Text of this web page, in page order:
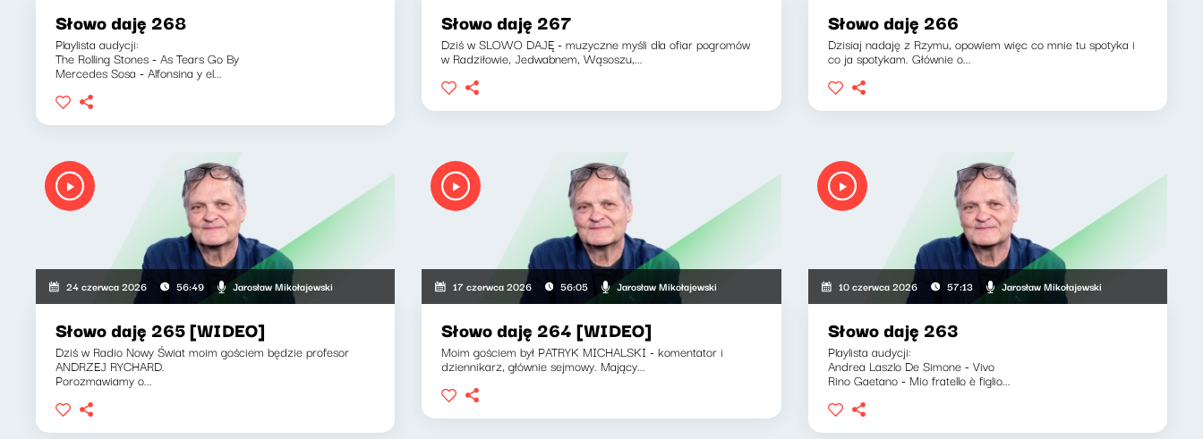
Słowo daję 268
Playlista audycji:
The Rolling Stones - As Tears Go By
Mercedes Sosa - Alfonsina y el...
Słowo daję 267
Dziś w SLOWO DAJĘ - muzyczne myśli dla ofiar pogromów
w Radziłowie, Jedwabnem, Wąsoszu,...
Słowo daję 266
Dzisiaj nadaję z Rzymu, opowiem więc co mnie tu spotyka i
co ja spotykam. Głównie o...
24 czerwca 2026 56:49 Jarosław Mikołajewski
Słowo daję 265 [WIDEO]
Dziś w Radio Nowy Świat moim gościem będzie profesor
ANDRZEJ RYCHARD.
Porozmawiamy o...
17 czerwca 2026 56:05 Jarosław Mikołajewski
Słowo daję 264 [WIDEO]
Moim gościem był PATRYK MICHALSKI - komentator i
dziennikarz, głównie sejmowy. Mający...
10 czerwca 2026 57:13 Jarosław Mikołajewski
Słowo daję 263
Playlista audycji:
Andrea Laszlo De Simone - Vivo
Rino Gaetano - Mio fratello è figlio...